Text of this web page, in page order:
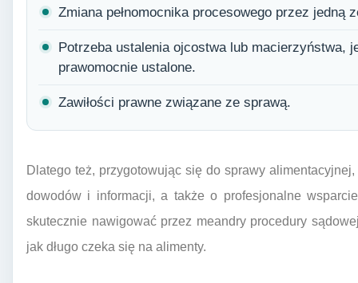
Zmiana pełnomocnika procesowego przez jedną
Potrzeba ustalenia ojcostwa lub macierzyństwa,
prawomocnie ustalone.
Zawiłości prawne związane ze sprawą.
Dlatego też, przygotowując się do sprawy
dowodów i informacji, a także o profesjonalne
skutecznie nawigować przez meandry procedury
jak długo czeka się na alimenty.